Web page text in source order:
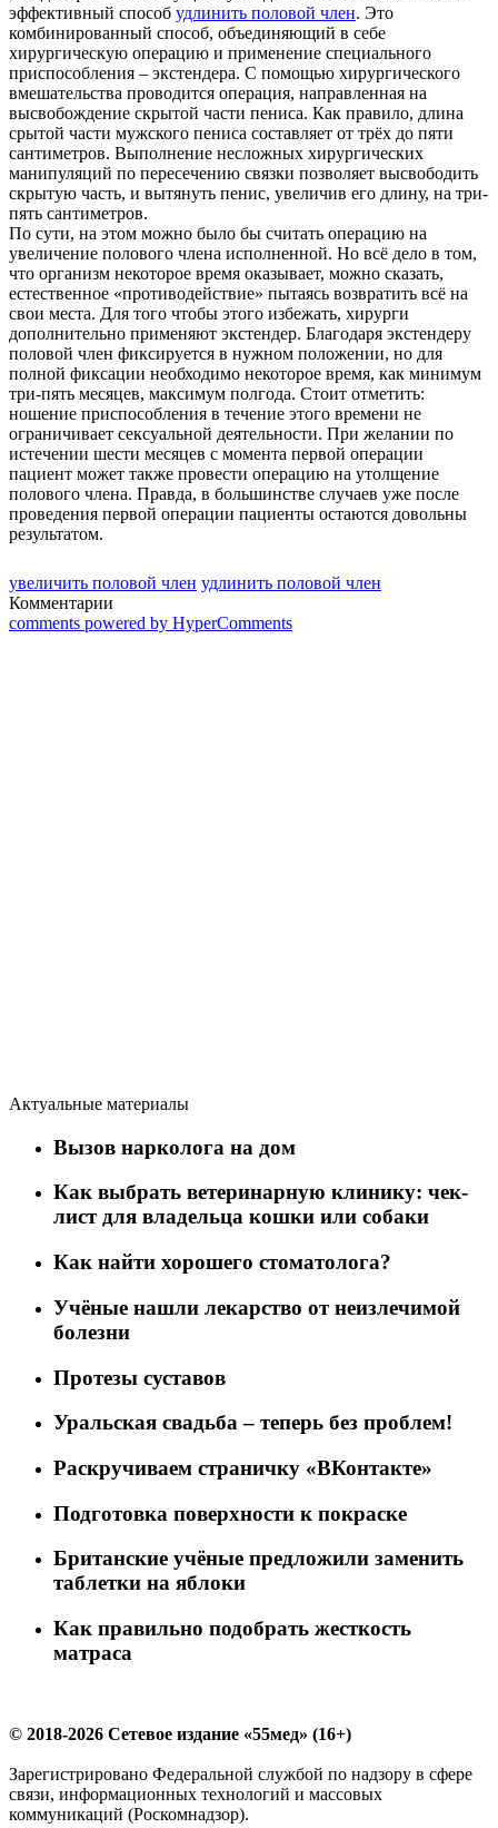
эффективный способ удлинить половой член. Это
комбинированный способ, объединяющий в себе
хирургическую операцию и применение специального
приспособления – экстендера. С помощью хирургического
вмешательства проводится операция, направленная на
высвобождение скрытой части пениса. Как правило, длина
срытой части мужского пениса составляет от трёх до пяти
сантиметров. Выполнение несложных хирургических
манипуляций по пересечению связки позволяет высвободить
скрытую часть, и вытянуть пенис, увеличив его длину, на три-
пять сантиметров.
По сути, на этом можно было бы считать операцию на
увеличение полового члена исполненной. Но всё дело в том,
что организм некоторое время оказывает, можно сказать,
естественное «противодействие» пытаясь возвратить всё на
свои места. Для того чтобы этого избежать, хирурги
дополнительно применяют экстендер. Благодаря экстендеру
половой член фиксируется в нужном положении, но для
полной фиксации необходимо некоторое время, как минимум
три-пять месяцев, максимум полгода. Стоит отметить:
ношение приспособления в течение этого времени не
ограничивает сексуальной деятельности. При желании по
истечении шести месяцев с момента первой операции
пациент может также провести операцию на утолщение
полового члена. Правда, в большинстве случаев уже после
проведения первой операции пациенты остаются довольны
результатом.
увеличить половой член удлинить половой член
Комментарии
comments powered by HyperComments
Актуальные материалы
Вызов нарколога на дом
Как выбрать ветеринарную клинику: чек-
лист для владельца кошки или собаки
Как найти хорошего стоматолога?
Учёные нашли лекарство от неизлечимой
болезни
Протезы суставов
Уральская свадьба – теперь без проблем!
Раскручиваем страничку «ВКонтакте»
Подготовка поверхности к покраске
Британские учёные предложили заменить
таблетки на яблоки
Как правильно подобрать жесткость
матраса
© 2018-2026 Сетевое издание «55мед» (16+)
Зарегистрировано Федеральной службой по надзору в сфере
связи, информационных технологий и массовых
коммуникаций (Роскомнадзор).